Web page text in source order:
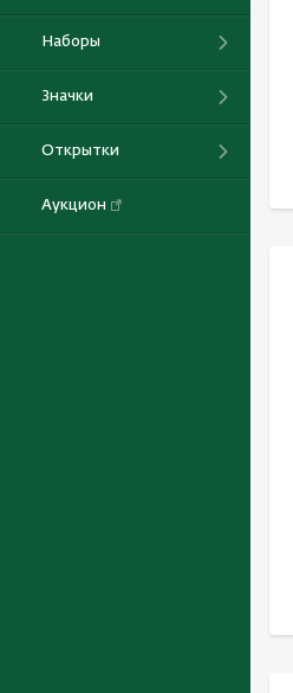
Наборы
Значки
Открытки
Аукцион